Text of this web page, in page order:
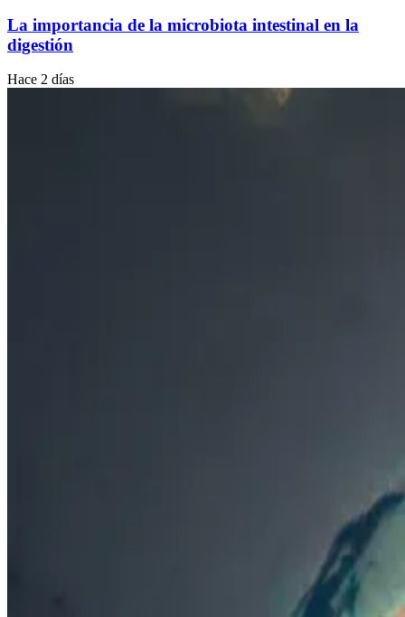
La importancia de la microbiota intestinal en la
digestión
Hace 2 días